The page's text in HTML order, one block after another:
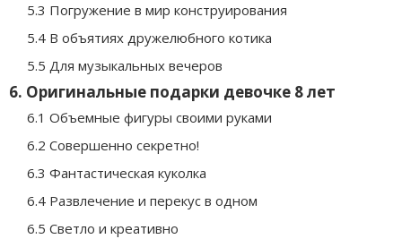
5.3 Погружение в мир конструирования
5.4 В объятиях дружелюбного котика
5.5 Для музыкальных вечеров
6. Оригинальные подарки девочке 8 лет
6.1 Объемные фигуры своими руками
6.2 Совершенно секретно!
6.3 Фантастическая куколка
6.4 Развлечение и перекус в одном
6.5 Светло и креативно